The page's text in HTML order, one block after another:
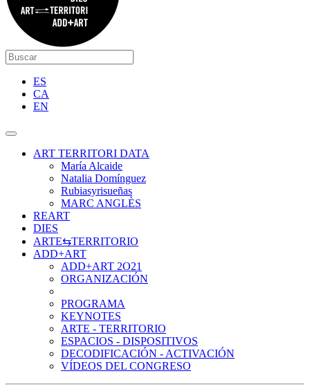
ES
CA
EN
ART TERRITORI DATA
María Alcaide
Natalia Domínguez
Rubiasyrisueñas
MARC ANGLÈS
REART
DIES
ARTE⇆TERRITORIO
ADD+ART
ADD+ART 2O21
ORGANIZACIÓN
PROGRAMA
KEYNOTES
ARTE - TERRITORIO
ESPACIOS - DISPOSITIVOS
DECODIFICACIÓN - ACTIVACIÓN
VÍDEOS DEL CONGRESO